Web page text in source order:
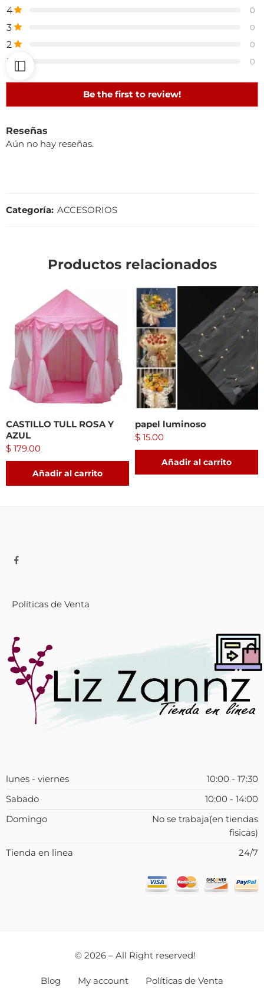
4 0
3 0
2 0
1 0
Be the first to review!
Reseñas
Aún no hay reseñas.
Categoría: ACCESORIOS
Productos relacionados
CASTILLO TULL ROSA Y
AZUL
$ 179.00
Añadir al carrito
papel luminoso
$ 15.00
Añadir al carrito
Políticas de Venta
lunes - viernes
10:00 - 17:30
Sabado
10:00 - 14:00
Domingo
No se trabaja(en tiendas
fisicas)
Tienda en linea
24/7
© 2026 – All Right reserved!
Blog My account Políticas de Venta